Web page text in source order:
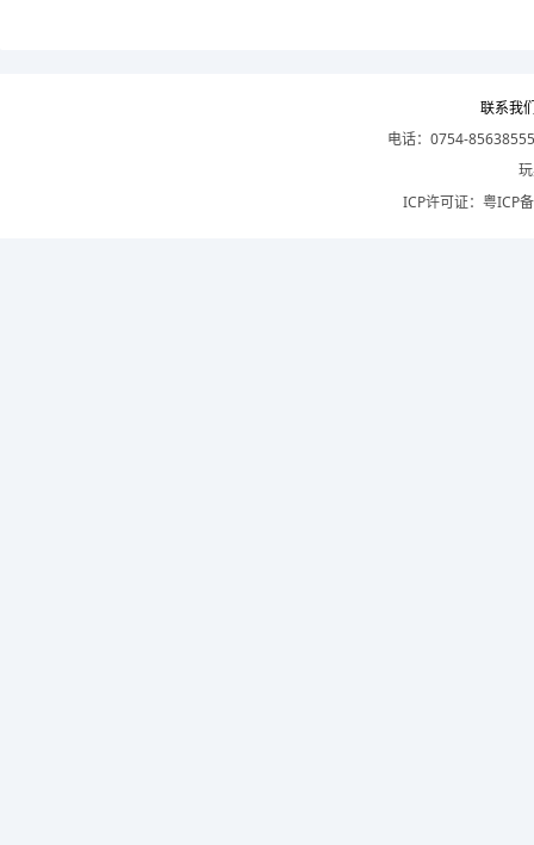
联系我
电话：0754-
ICP许可证： 粤ICP